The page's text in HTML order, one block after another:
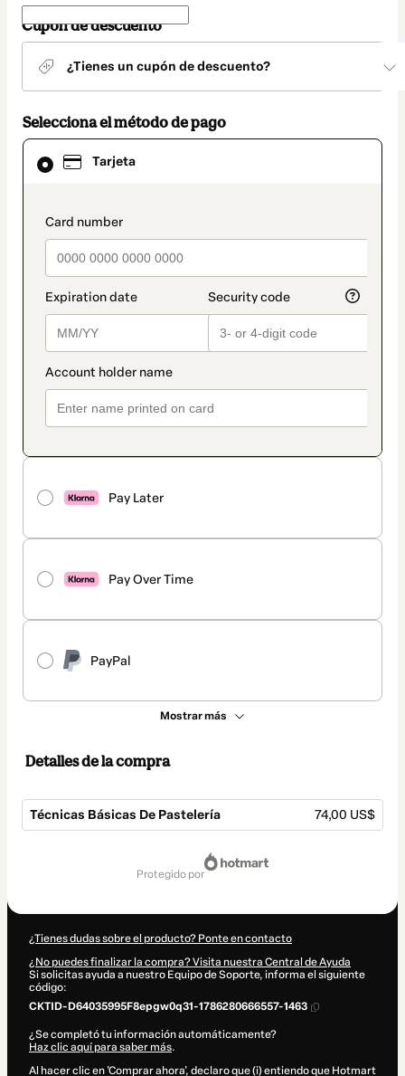
Cupón de descuento
¿Tienes un cupón de descuento?
Selecciona el método de pago
Tarjeta
payment_data.section_title_v2
Pay Later
Pay Over Time
PayPal
Mostrar más
El
método
seleccionado
Tarjeta
Detalles de la compra
Técnicas Básicas De Pastelería 74,00 US$
protegido por
¿Tienes dudas sobre el producto? Ponte en contacto
¿No puedes finalizar la compra? Visita nuestra Central de Ayuda
Si solicitas ayuda a nuestro Equipo de Soporte, informa el siguiente
código:
CKTID-D64035995F8epgw0q31-1786280666557-1463
¿Se completó tu información automáticamente?
Haz clic aquí para saber más.
Al hacer clic en 'Comprar ahora', declaro que (i) entiendo que Hotmart